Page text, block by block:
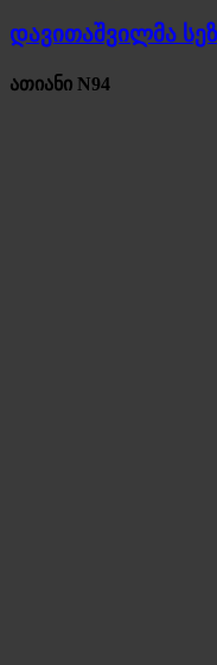
დავითაშვილმა
ათიანი N94